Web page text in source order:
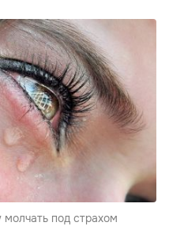
молчать под страхом